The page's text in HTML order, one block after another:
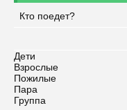
Кто поедет?
Дети
Взрослые
Пожилые
Пара
Группа